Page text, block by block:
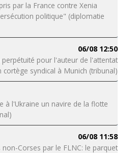
par la France contre Xenia
politique" (diplomatie
06/08 12:50
pour l'auteur de l'attentat
cortège syndical à Munich (tribunal)
à l'Ukraine un navire de la flotte
06/08 11:58
non-Corses par le FLNC: le parquet